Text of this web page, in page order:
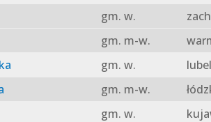
gm. w.
gm. m-w.
gm. w.
gm. m-w.
gm. w.